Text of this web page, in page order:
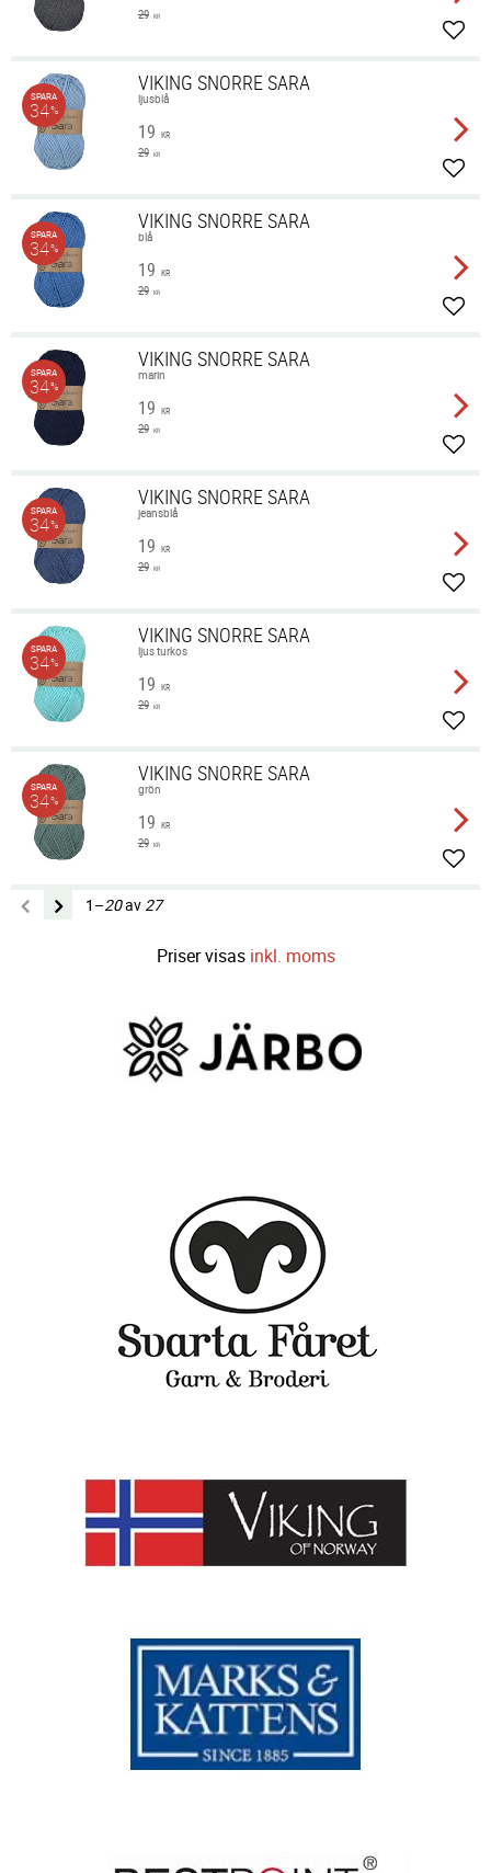
29 KR
VIKING SNORRE SARA
ljusblå
19 KR
29 KR
SPARA
34%
VIKING SNORRE SARA
blå
19 KR
29 KR
SPARA
34%
VIKING SNORRE SARA
marin
19 KR
29 KR
SPARA
34%
VIKING SNORRE SARA
jeansblå
19 KR
29 KR
SPARA
34%
VIKING SNORRE SARA
ljus turkos
19 KR
29 KR
SPARA
34%
VIKING SNORRE SARA
grön
19 KR
29 KR
SPARA
34%
1–20av 27
Priser visas inkl. moms